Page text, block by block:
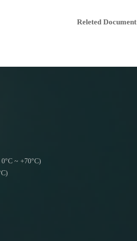
Releted Document
~ +70°C)